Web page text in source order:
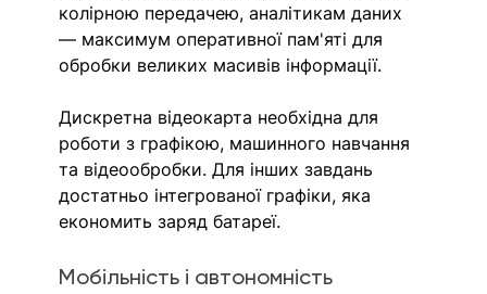
колірною передачею, аналітикам даних
— максимум оперативної пам'яті для
обробки великих масивів інформації.
Дискретна відеокарта необхідна для
роботи з графікою, машинного навчання
та відеообробки. Для інших завдань
достатньо інтегрованої графіки, яка
економить заряд батареї.
Мобільність і автономність